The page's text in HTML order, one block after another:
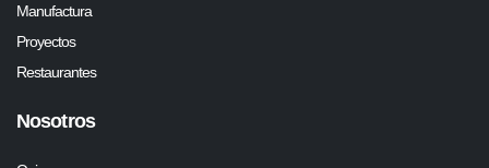
Manufactura
Proyectos
Restaurantes
Nosotros